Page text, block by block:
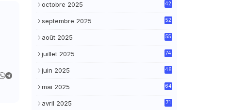
octobre 2025 42
septembre 2025 52
août 2025 55
juillet 2025 74
juin 2025 48
mai 2025 64
avril 2025 71